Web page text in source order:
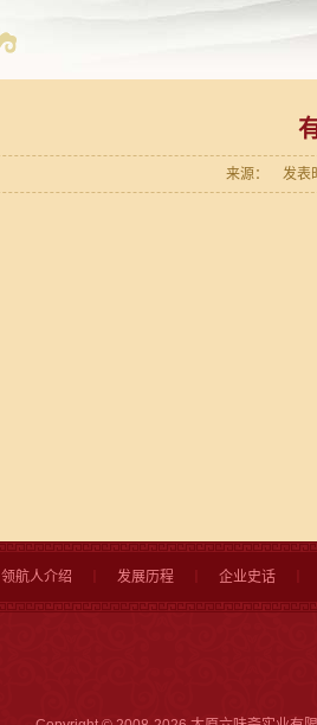
来源： 发表
领航人介绍 发展历程 企业史话